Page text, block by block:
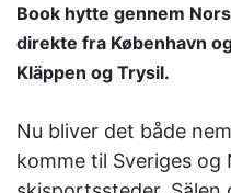
Book hytte gennem
direkte fra København
Kläppen og Trysil.
Nu bliver det både
komme til Sveriges og